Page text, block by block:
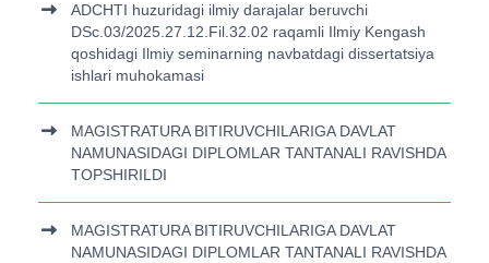
ADCHTI huzuridagi ilmiy darajalar beruvchi
DSc.03/2025.27.12.Fil.32.02 raqamli Ilmiy Kengash
qoshidagi Ilmiy seminarning navbatdagi dissertatsiya
ishlari muhokamasi
MAGISTRATURA BITIRUVCHILARIGA DAVLAT
NAMUNASIDAGI DIPLOMLAR TANTANALI RAVISHDA
TOPSHIRILDI
MAGISTRATURA BITIRUVCHILARIGA DAVLAT
NAMUNASIDAGI DIPLOMLAR TANTANALI RAVISHDA